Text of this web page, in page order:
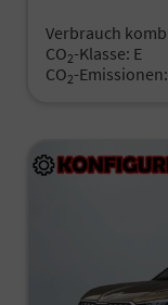
Verbrauch
CO2-Klasse: E
CO2-Emissionen: